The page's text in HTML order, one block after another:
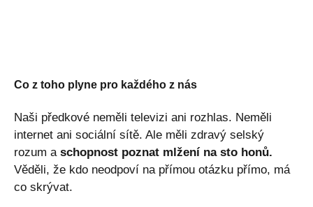
Co z toho plyne pro každého z nás
Naši předkové neměli televizi ani rozhlas. Neměli
internet ani sociální sítě. Ale měli zdravý selský
rozum a schopnost poznat mlžení na sto honů.
Věděli, že kdo neodpoví na přímou otázku přímo, má
co skrývat.